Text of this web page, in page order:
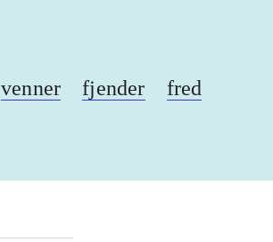
venner fjender fred